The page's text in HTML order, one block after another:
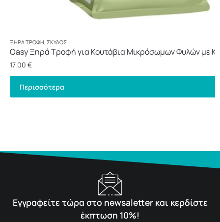
ΞΗΡΆ ΤΡΟΦΉ, ΣΚΎΛΟΣ
Oasy Ξηρά Τροφή για Κουτάβια Μικρόσωμων Φυλών με
17.00 €
Περισσότερα
Εγγραφείτε τώρα στο newsaletter και κερδίστε
έκπτωση 10%!